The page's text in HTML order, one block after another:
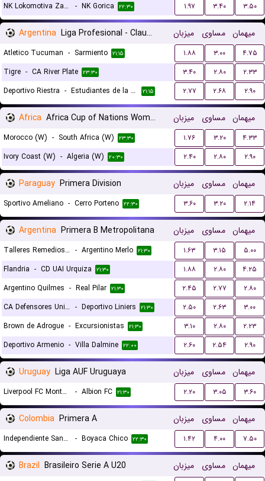
NK Lokomotiva Zagreb
- NK Gorica ۲۲:۳۰ ۱.۹۷ ۳.۴۰ ۳.۵۰
Argentina Liga Profesional - Clausura میزبان مساوی میهمان
Atletico Tucuman - Sarmiento ۲۱:۱۵ ۱.۸۸ ۳.۰۰
۴.۷۵
Tigre - CA River Plate ۲۳:۳۰ ۳.۴۰ ۲.۸۰
۲.۳۳
Deportivo Riestra - Estudiantes de la Plata ۲۱:۱۵ ۲.۷۷ ۲.۶۸ ۲.۹۰
Africa Africa Cup of Nations Women میزبان مساوی میهمان
Morocco (W) - South Africa (W) ۲۳:۳۰ ۱.۷۶ ۳.۲۰
۴.۳۳
Ivory Coast (W) - Algeria (W) ۲۰:۳۰ ۲.۴۰ ۲.۸۰ ۲.۹۰
Paraguay Primera Division میزبان مساوی میهمان
Sportivo Ameliano - Cerro Porteno ۲۲:۳۰ ۳.۶۰ ۳.۲۰ ۲.۱۴
Argentina Primera B Metropolitana میزبان مساوی میهمان
Talleres Remedios Escalada - Argentino Merlo ۲۱:۳۰ ۱.۶۳ ۳.۱۵
۵.۰۰
Flandria - CD UAI Urquiza ۲۱:۳۰ ۱.۸۸ ۲.۸۰
۴.۲۵
Argentino Quilmes - Real Pilar ۲۱:۳۰ ۲.۴۵ ۲.۷۷
۲.۸۰
CA Defensores Unidos - Deportivo Liniers ۲۱:۳۰ ۲.۵۰ ۲.۶۳
۳.۰۰
Brown de Adrogue - Excursionistas ۲۱:۳۰ ۳.۱۰ ۲.۸۰
۲.۲۳
Deportivo Armenio - Villa Dalmine ۲۲:۰۰ ۲.۶۰ ۲.۵۴ ۲.۹۰
Uruguay Liga AUF Uruguaya میزبان مساوی میهمان
Liverpool FC Montevideo - Albion FC ۲۱:۳۰ ۲.۲۰ ۳.۰۵ ۳.۶۰
Colombia Primera A میزبان مساوی میهمان
Independiente Santa Fe - Boyaca Chico ۲۲:۳۰ ۱.۴۲ ۴.۰۰ ۷.۵۰
Brazil Brasileiro Serie A U20 میزبان مساوی میهمان